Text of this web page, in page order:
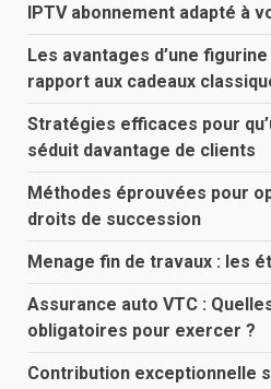
IPTV abonnement adapté à
Les avantages d’une
rapport aux cadeaux
Stratégies efficaces pour
séduit davantage de clients
Méthodes éprouvées pour
droits de succession
Menage fin de travaux : les
Assurance auto VTC :
obligatoires pour exercer ?
Contribution exceptionnelle